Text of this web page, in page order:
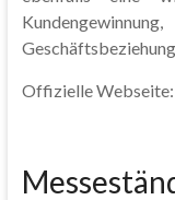
Offizielle Webseite: